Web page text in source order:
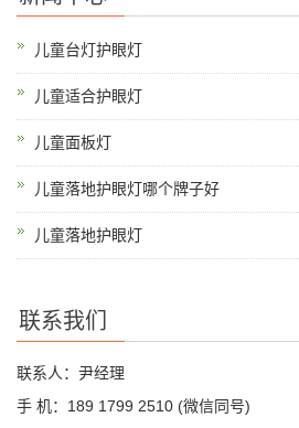
儿童台灯护眼灯
儿童适合护眼灯
儿童面板灯
儿童落地护眼灯哪个牌子好
儿童落地护眼灯
联系我们
联系人：尹经理
手 机：189 1799 2510 (微信同号)